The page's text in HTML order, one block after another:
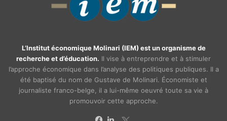
L’Institut économique Molinari (IEM) est un organisme de
recherche et d’éducation. Il vise à entreprendre et à stimuler
l’approche économique dans l’analyse des politiques publiques. Il a
été baptisé du nom de Gustave de Molinari. Économiste et
journaliste franco-belge, il a lui-même oeuvré toute sa vie à
promouvoir cette approche.